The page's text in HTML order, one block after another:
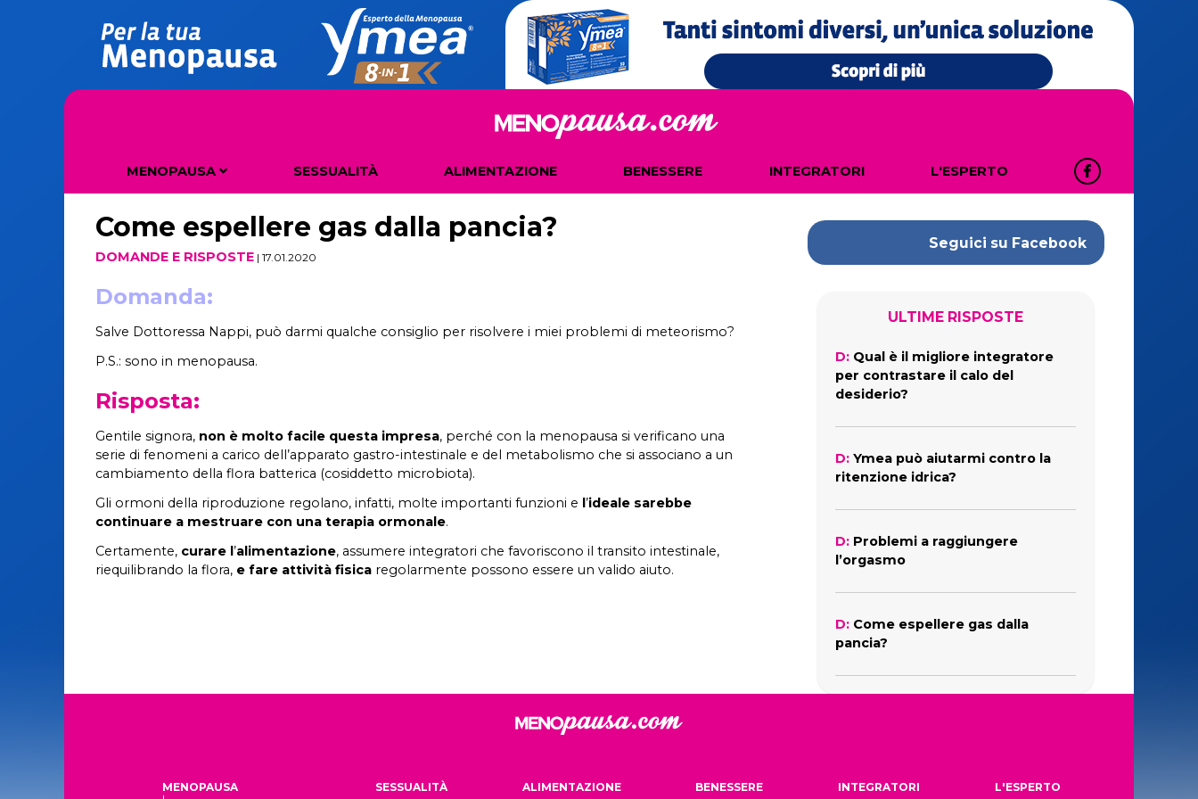
MENOPAUSA
COS'È LA MENOPAUSA
SESSUALITÀ ALIMENTAZIONE BENESSERE INTEGRATORI L'ESPERTO
Come espellere gas dalla pancia?
DOMANDE E RISPOSTE | 17.01.2020
Domanda:
Salve Dottoressa Nappi, può darmi qualche consiglio per risolvere i miei problemi di meteorismo?
P.S.: sono in menopausa.
Risposta:
Gentile signora, non è molto facile questa impresa, perché con la menopausa si verificano una
serie di fenomeni a carico dell’apparato gastro-intestinale e del metabolismo che si associano a un
cambiamento della flora batterica (cosiddetto microbiota).
Gli ormoni della riproduzione regolano, infatti, molte importanti funzioni e l’ideale sarebbe
continuare a mestruare con una terapia ormonale.
Certamente, curare l’alimentazione, assumere integratori che favoriscono il transito intestinale,
riequilibrando la flora, e fare attività fisica regolarmente possono essere un valido aiuto.
Seguici su Facebook
ULTIME RISPOSTE
D: Qual è il migliore integratore
per contrastare il calo del
desiderio?
D: Ymea può aiutarmi contro la
ritenzione idrica?
D: Problemi a raggiungere
l’orgasmo
D: Come espellere gas dalla
pancia?
MENOPAUSA
SESSUALITÀ ALIMENTAZIONE BENESSERE INTEGRATORI L'ESPERTO